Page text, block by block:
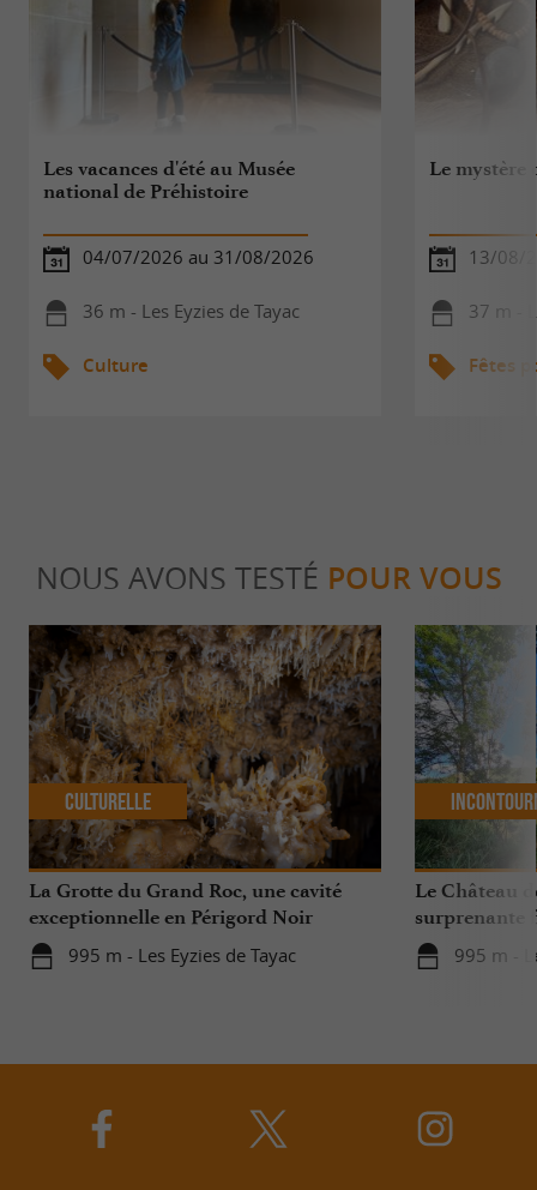
Les vacances d'été au Musée
national de Préhistoire
04/07/2026 au 31/08/2026
36 m - Les Eyzies de Tayac
Culture
Le mystère
13/08/
37 m -
Fêtes
NOUS AVONS TESTÉ POUR VOUS
La Grotte du Grand Roc, une cavité
exceptionnelle en Périgord Noir
995 m - Les Eyzies de Tayac
Culturelle
Le Château
surprenante
995 m -